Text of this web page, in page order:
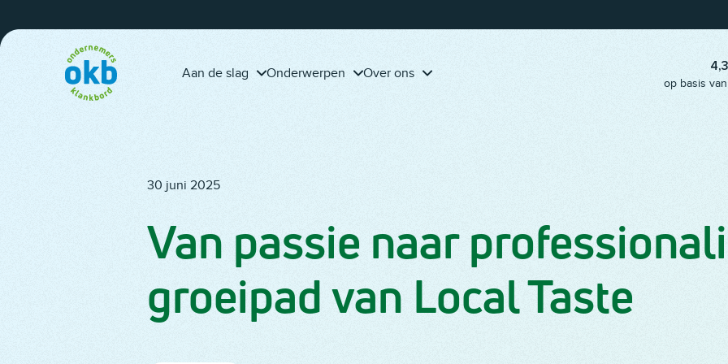
Aan de slag Onderwerpen
adviseur Piet Fleuren
klantreis-template erbij
Over ons
4,3
op basis
30 juni 2025
Van passie naar
groeipad van Local Taste